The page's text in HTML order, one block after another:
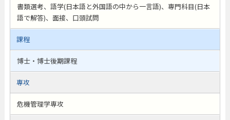
書類選考、語学(日本語と外国語の中から一言語)、専門科目(日本
語で解答)、面接、口頭試問
課程
博士・博士後期課程
専攻
危機管理学専攻